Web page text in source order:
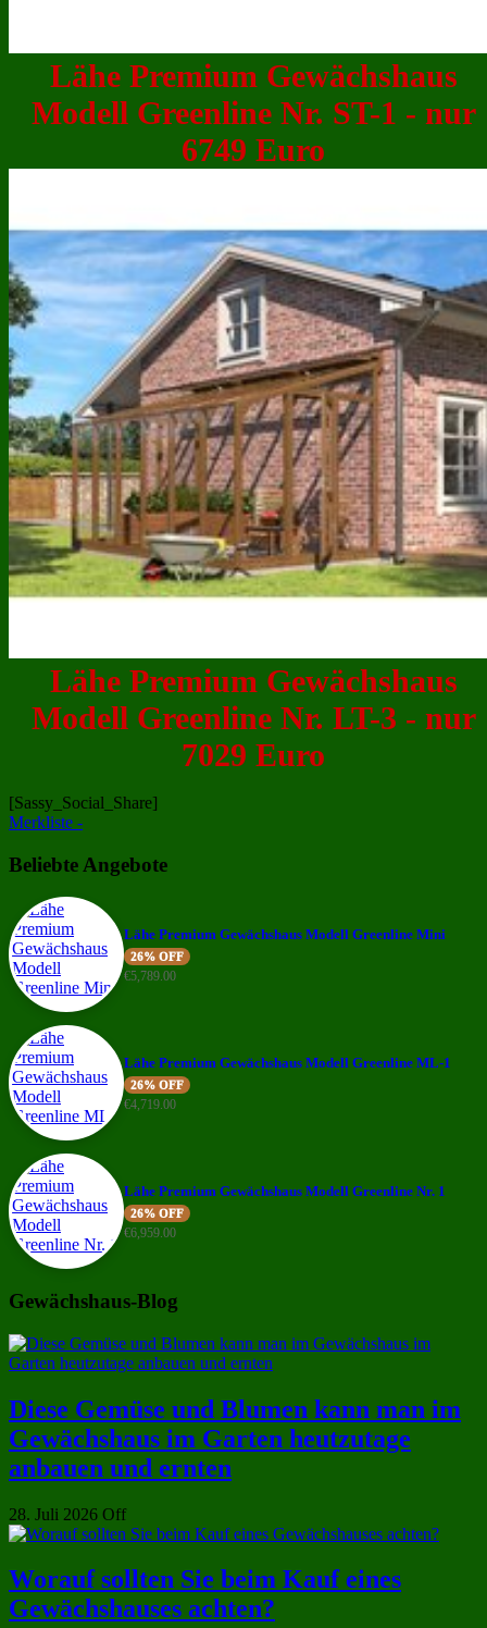
Lähe Premium Gewächshaus
Modell Greenline Nr. ST-1 - nur
6749 Euro
Lähe Premium Gewächshaus
Modell Greenline Nr. LT-3 - nur
7029 Euro
[Sassy_Social_Share]
Merkliste -
Beliebte Angebote
Lähe Premium Gewächshaus Modell Greenline Mini
26% OFF
€5,789.00
Lähe Premium Gewächshaus Modell Greenline ML-1
26% OFF
€4,719.00
Lähe Premium Gewächshaus Modell Greenline Nr. 1
26% OFF
€6,959.00
Gewächshaus-Blog
Diese Gemüse und Blumen kann man im
Gewächshaus im Garten heutzutage
anbauen und ernten
28. Juli 2026 Off
Worauf sollten Sie beim Kauf eines
Gewächshauses achten?